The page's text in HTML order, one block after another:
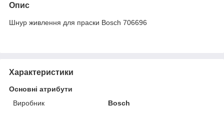
Опис
Шнур живлення для праски Bosch 706696
Характеристики
Основні атрибути
Виробник
Bosch